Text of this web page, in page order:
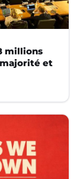
millions
majorité et